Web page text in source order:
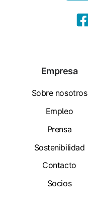
Empresa
Sobre nosotros
Empleo
Prensa
Sostenibilidad
Contacto
Socios